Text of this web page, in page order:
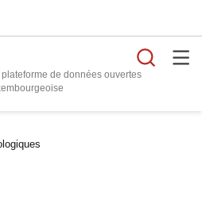
plateforme de données ouvertes